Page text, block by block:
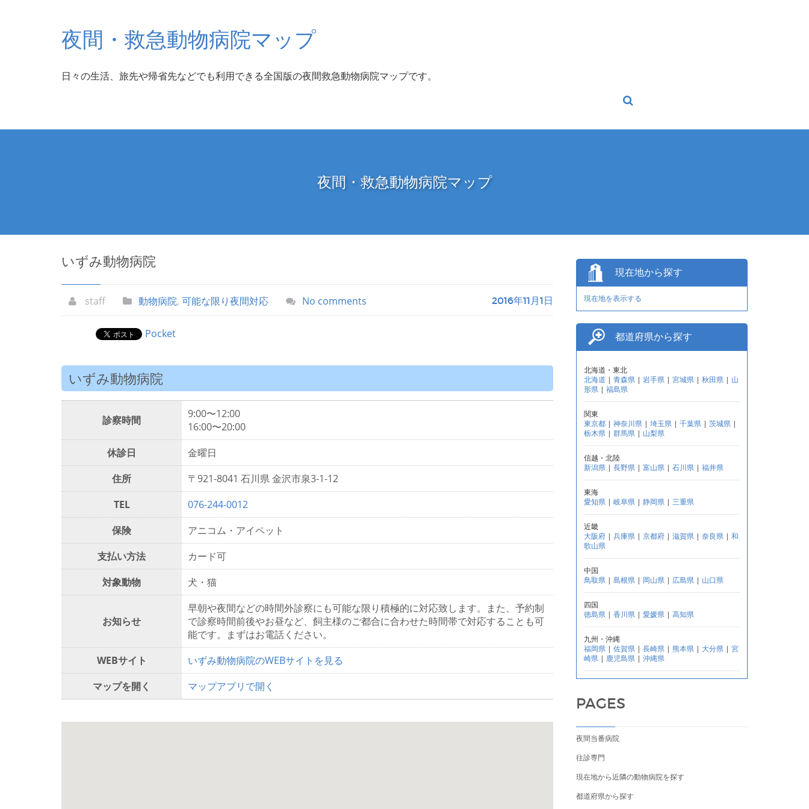
夜間・救急動物病院マップ
日々の生活、旅先や帰省先などでも利用できる全国版の夜間救急動物病院マップです。
夜間・救急動物病院マップ
いずみ動物病院
staff 動物病院, 可能な限り夜間対応 No comments 2016年11月1日
Pocket
いずみ動物病院
診察時間
9:00〜12:00
16:00〜20:00
休診日
金曜日
住所
〒921-8041 石川県 金沢市泉3-1-12
TEL
076-244-0012
保険
アニコム・アイペット
支払い方法
カード可
対象動物
犬・猫
お知らせ
早朝や夜間などの時間外診察にも可能な限り積極的に対応致します。また、予約制
で診察時間前後やお昼など、飼主様のご都合に合わせた時間帯で対応することも可
能です。まずはお電話ください。
WEBサイト
いずみ動物病院のWEBサイトを見る
マップを開く
マップアプリで開く
現在地から探す
現在地を表示する
都道府県から探す
北海道・東北
北海道 | 青森県 | 岩手県 | 宮城県 | 秋田県 | 山
形県 | 福島県
関東
東京都 | 神奈川県 | 埼玉県 | 千葉県 | 茨城県 |
栃木県 | 群馬県 | 山梨県
信越・北陸
新潟県 | 長野県 | 富山県 | 石川県 | 福井県
東海
愛知県 | 岐阜県 | 静岡県 | 三重県
近畿
大阪府 | 兵庫県 | 京都府 | 滋賀県 | 奈良県 | 和
歌山県
中国
鳥取県 | 島根県 | 岡山県 | 広島県 | 山口県
四国
徳島県 | 香川県 | 愛媛県 | 高知県
九州・沖縄
福岡県 | 佐賀県 | 長崎県 | 熊本県 | 大分県 | 宮
崎県 | 鹿児島県 | 沖縄県
PAGES
夜間当番病院
往診専門
現在地から近隣の動物病院を探す
都道府県から探す